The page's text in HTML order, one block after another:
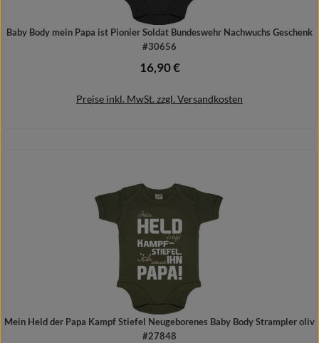
Baby Body mein Papa ist Pionier Soldat Bundeswehr Nachwuchs Geschenk
#30656
Regulärer Preis:
16,90 €
Preise inkl. MwSt. zzgl. Versandkosten
Mein Held der Papa Kampf Stiefel Neugeborenes Baby Body Strampler oliv
#27848